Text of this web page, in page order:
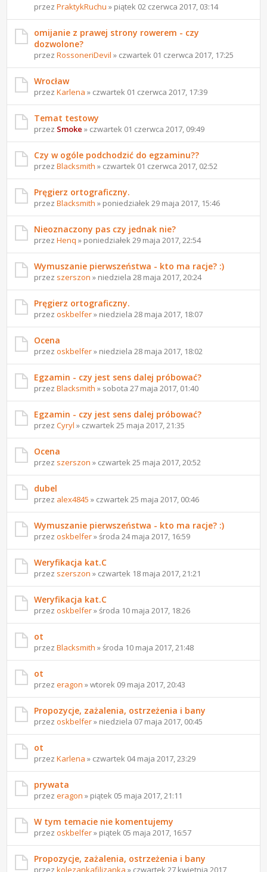
przezPraktykRuchu » piątek 02 czerwca 2017, 03:14
omijanie z prawej strony rowerem - czy
dozwolone?
przezRossoneriDevil » czwartek 01 czerwca 2017, 17:25
Wrocław
przezKarlena » czwartek 01 czerwca 2017, 17:39
Temat testowy
przez Smoke » czwartek 01 czerwca 2017, 09:49
Czy w ogóle podchodzić do egzaminu??
przezBlacksmith » czwartek 01 czerwca 2017, 02:52
Pręgierz ortograficzny.
przezBlacksmith » poniedziałek 29 maja 2017, 15:46
Nieoznaczony pas czy jednak nie?
przezHenq » poniedziałek 29 maja 2017, 22:54
Wymuszanie pierwszeństwa - kto ma racje? :)
przez szerszon » niedziela 28 maja 2017, 20:24
Pręgierz ortograficzny.
przezoskbelfer» niedziela 28 maja 2017, 18:07
Ocena
przezoskbelfer» niedziela 28 maja 2017, 18:02
Egzamin - czy jest sens dalej próbować?
przezBlacksmith » sobota 27 maja 2017, 01:40
Egzamin - czy jest sens dalej próbować?
przezCyryl » czwartek 25 maja 2017, 21:35
Ocena
przez szerszon » czwartek 25 maja 2017, 20:52
dubel
przez alex4845 » czwartek 25 maja 2017, 00:46
Wymuszanie pierwszeństwa - kto ma racje? :)
przezoskbelfer» środa 24 maja 2017, 16:59
Weryfikacja kat.C
przez szerszon » czwartek 18 maja 2017, 21:21
Weryfikacja kat.C
przezoskbelfer» środa 10 maja 2017, 18:26
ot
przezBlacksmith » środa 10 maja 2017, 21:48
ot
przezeragon » wtorek 09 maja 2017, 20:43
Propozycje, zażalenia, ostrzeżenia i bany
przezoskbelfer» niedziela 07 maja 2017, 00:45
ot
przezKarlena » czwartek 04 maja 2017, 23:29
prywata
przezeragon » piątek 05 maja 2017, 21:11
W tym temacie nie komentujemy
przezoskbelfer» piątek 05 maja 2017, 16:57
Propozycje, zażalenia, ostrzeżenia i bany
przezkolezankafilizanka » czwartek 27 kwietnia 2017,